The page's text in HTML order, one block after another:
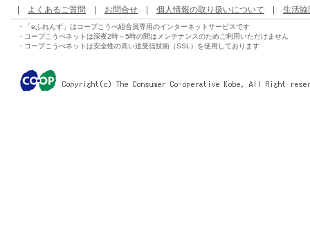
| よくあるご質問 | お問合せ | 個人情報の取り扱いについて | 生活協
・「eふれんず」はコープこうべ組合員専用のインターネットサービスです
・コープこうべネットは深夜2時～5時の間はメンテナンスのためご利用いただけません
・コープこうべネットは安全性の高い送受信技術（SSL）を使用しております